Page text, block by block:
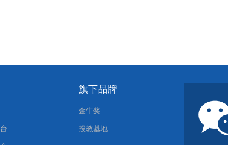
旗下品牌
金牛奖
投教基地